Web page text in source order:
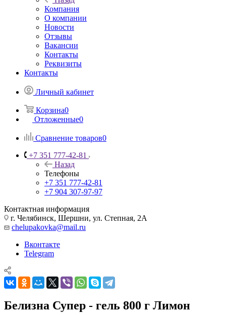
Компания
О компании
Новости
Отзывы
Вакансии
Контакты
Реквизиты
Контакты
Личный кабинет
Корзина0
Отложенные0
Сравнение товаров0
+7 351 777-42-81
Назад
Телефоны
+7 351 777-42-81
+7 904 307-97-97
Контактная информация
г. Челябинск, Шершни, ул. Степная, 2А
chelupakovka@mail.ru
Вконтакте
Telegram
Белизна Супер - гель 800 г Лимон